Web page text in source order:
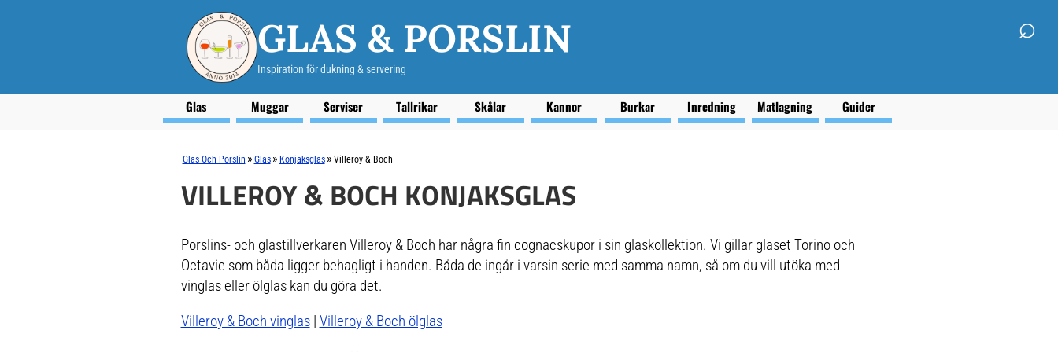
GLAS & PORSLIN
Inspiration för dukning & servering
⌕
Glas Muggar Serviser Tallrikar Skålar Kannor Burkar Inredning Matlagning Guider
Glas Och Porslin » Glas » Konjaksglas » Villeroy & Boch
VILLEROY & BOCH KONJAKSGLAS
Porslins- och glastillverkaren Villeroy & Boch har några fin cognacskupor i sin glaskollektion. Vi gillar glaset Torino och
Octavie som båda ligger behagligt i handen. Båda de ingår i varsin serie med samma namn, så om du vill utöka med
vinglas eller ölglas kan du göra det.
Villeroy & Boch vinglas| Villeroy & Boch ölglas